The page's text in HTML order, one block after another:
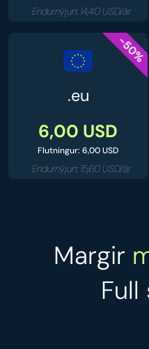
Endurnýjun: 14,40 USD/ár
-50%
.eu
6,00 USD
Flutningur: 6,00 USD
Endurnýjun: 15,60 USD/ár
Margir
Full